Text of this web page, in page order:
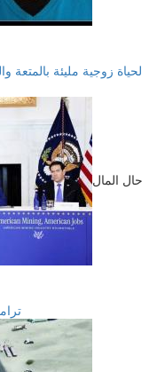
لحياة زوجية مليئة بالمتعة
حال المال